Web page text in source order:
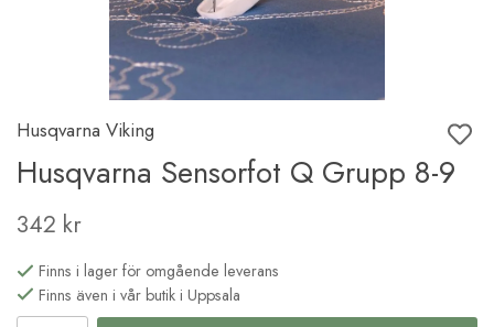
Husqvarna Viking
Husqvarna Sensorfot Q Grupp 8-9
342 kr
Finns i lager för omgående leverans
Finns även i vår butik i Uppsala